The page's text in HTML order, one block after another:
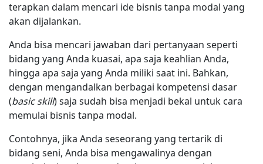
terapkan dalam mencari ide bisnis tanpa modal yang
akan dijalankan.
Anda bisa mencari jawaban dari pertanyaan seperti
bidang yang Anda kuasai, apa saja keahlian Anda,
hingga apa saja yang Anda miliki saat ini. Bahkan,
dengan mengandalkan berbagai kompetensi dasar
(basic skill) saja sudah bisa menjadi bekal untuk cara
memulai bisnis tanpa modal.
Contohnya, jika Anda seseorang yang tertarik di
bidang seni, Anda bisa mengawalinya dengan